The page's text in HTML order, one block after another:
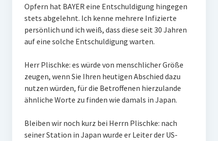
Opfern hat BAYER eine Entschuldigung hingegen
stets abgelehnt. Ich kenne mehrere Infizierte
persönlich und ich weiß, dass diese seit 30 Jahren
auf eine solche Entschuldigung warten.
Herr Plischke: es würde von menschlicher Größe
zeugen, wenn Sie Ihren heutigen Abschied dazu
nutzen würden, für die Betroffenen hierzulande
ähnliche Worte zu finden wie damals in Japan.
Bleiben wir noch kurz bei Herrn Plischke: nach
seiner Station in Japan wurde er Leiter der US-